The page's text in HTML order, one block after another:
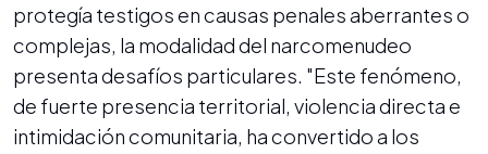
protegía testigos en causas penales aberrantes o
complejas, la modalidad del narcomenudeo
presenta desafíos particulares. "Este fenómeno,
de fuerte presencia territorial, violencia directa e
intimidación comunitaria, ha convertido a los